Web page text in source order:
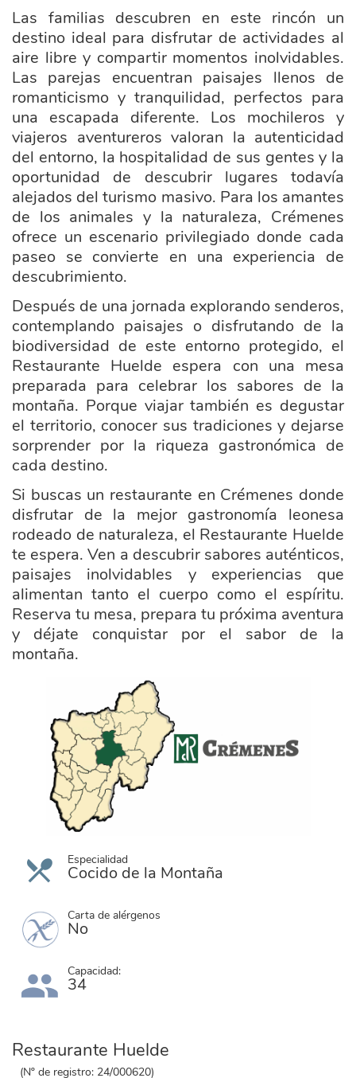
Las familias descubren en este rincón un
destino ideal para disfrutar de actividades al
aire libre y compartir momentos inolvidables.
Las parejas encuentran paisajes llenos de
romanticismo y tranquilidad, perfectos para
una escapada diferente. Los mochileros y
viajeros aventureros valoran la autenticidad
del entorno, la hospitalidad de sus gentes y la
oportunidad de descubrir lugares todavía
alejados del turismo masivo. Para los amantes
de los animales y la naturaleza, Crémenes
ofrece un escenario privilegiado donde cada
paseo se convierte en una experiencia de
descubrimiento.
Después de una jornada explorando senderos,
contemplando paisajes o disfrutando de la
biodiversidad de este entorno protegido, el
Restaurante Huelde espera con una mesa
preparada para celebrar los sabores de la
montaña. Porque viajar también es degustar
el territorio, conocer sus tradiciones y dejarse
sorprender por la riqueza gastronómica de
cada destino.
Si buscas un restaurante en Crémenes donde
disfrutar de la mejor gastronomía leonesa
rodeado de naturaleza, el Restaurante Huelde
te espera. Ven a descubrir sabores auténticos,
paisajes inolvidables y experiencias que
alimentan tanto el cuerpo como el espíritu.
Reserva tu mesa, prepara tu próxima aventura
y déjate conquistar por el sabor de la
montaña.
ayuntamiento_cremenes.png
Especialidad
Cocido de la Montaña
Carta de alérgenos
No
Capacidad:
34
Restaurante Huelde
(Nº de registro: 24/000620)